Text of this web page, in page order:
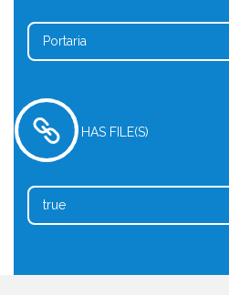
Portaria
HAS FILE(S)
true